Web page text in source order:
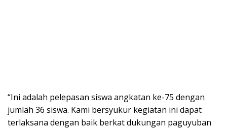
“Ini adalah pelepasan siswa angkatan ke-75 dengan
jumlah 36 siswa. Kami bersyukur kegiatan ini dapat
terlaksana dengan baik berkat dukungan paguyuban